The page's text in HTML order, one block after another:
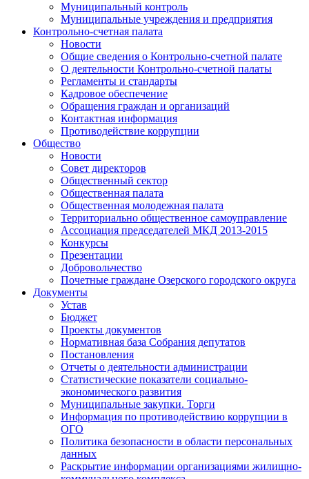
Муниципальный контроль
Муниципальные учреждения и предприятия
Контрольно-счетная палата
Новости
Общие сведения о Контрольно-счетной палате
О деятельности Контрольно-счетной палаты
Регламенты и стандарты
Кадровое обеспечение
Обращения граждан и организаций
Контактная информация
Противодействие коррупции
Общество
Новости
Совет директоров
Общественный сектор
Общественная палата
Общественная молодежная палата
Территориально общественное самоуправление
Ассоциация председателей МКД 2013-2015
Конкурсы
Презентации
Добровольчество
Почетные граждане Озерского городского округа
Документы
Устав
Бюджет
Проекты документов
Нормативная база Собрания депутатов
Постановления
Отчеты о деятельности администрации
Статистические показатели социально-
экономического развития
Муниципальные закупки. Торги
Информация по противодействию коррупции в
ОГО
Политика безопасности в области персональных
данных
Раскрытие информации организациями жилищно-